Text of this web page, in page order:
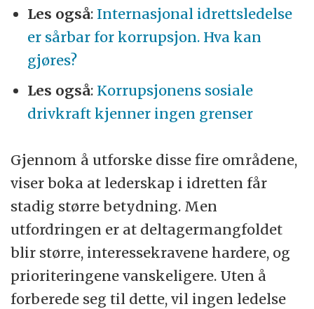
Les også: Internasjonal idrettsledelse
er sårbar for korrupsjon. Hva kan
gjøres?
Les også: Korrupsjonens sosiale
drivkraft kjenner ingen grenser
Gjennom å utforske disse fire områdene,
viser boka at lederskap i idretten får
stadig større betydning. Men
utfordringen er at deltagermangfoldet
blir større, interessekravene hardere, og
prioriteringene vanskeligere. Uten å
forberede seg til dette, vil ingen ledelse